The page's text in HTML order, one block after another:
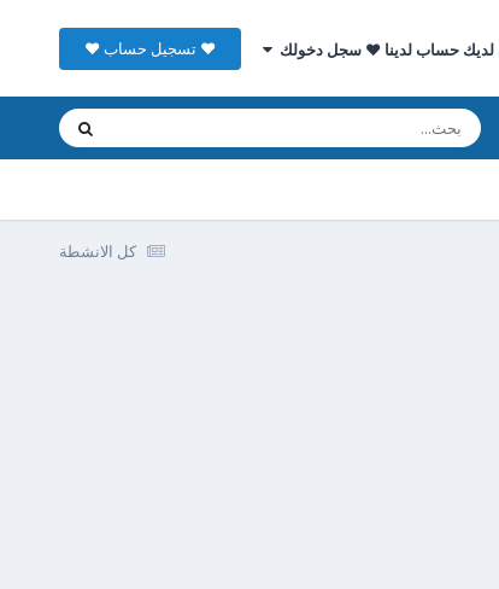
لديك حساب لدينا ♥ سجل دخولك ♥ تسجيل حساب ♥
كل الانشطة